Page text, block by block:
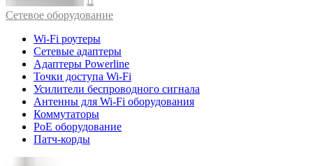
Cетевое оборудование
Wi-Fi роутеры
Сетевые адаптеры
Адаптеры Powerline
Точки доступа Wi-Fi
Усилители беспроводного сигнала
Антенны для Wi-Fi оборудования
Коммутаторы
PoE оборудование
Патч-корды